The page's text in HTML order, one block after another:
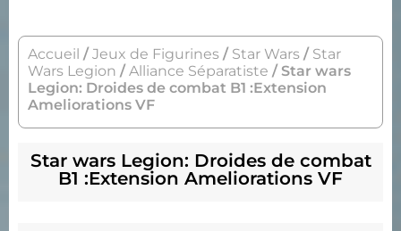
Accueil /Jeux de Figurines / Star Wars / Star
Wars Legion /Alliance Séparatiste / Star wars
Legion: Droides de combat B1 :Extension
Ameliorations VF
Star wars Legion: Droides de combat
B1 :Extension Ameliorations VF